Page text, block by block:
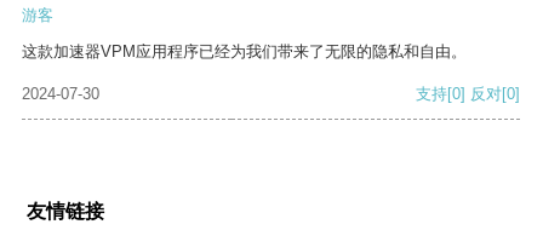
游客
这款加速器VPM应用程序已经为我们带来了无限的隐私和自由。
2024-07-30 支持[0] 反对[0]
友情链接